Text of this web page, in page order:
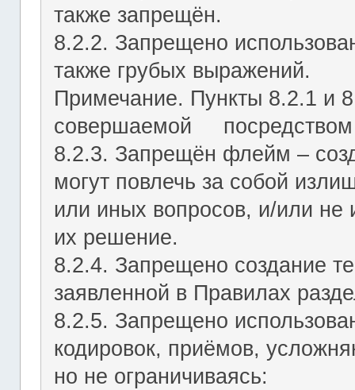
также запрещён.
8.2.2. Запрещено
также грубых выражений.
Примечание. Пункты 8.2.1 и
совершаемой
8.2.3. Запрещён флейм –
могут повлечь за собой
или иных вопросов, и/или
их решение.
8.2.4. Запрещено создание
заявленной в Правилах
8.2.5. Запрещено
кодировок, приёмов,
но не ограничиваясь: